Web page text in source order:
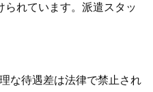
れています。派遣スタッ
な待遇差は法律で禁止され